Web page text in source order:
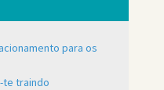
para os
te traindo